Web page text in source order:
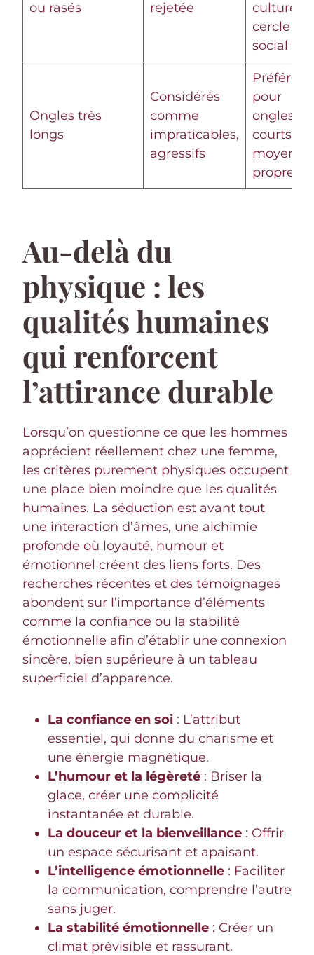
ou rasés rejetée
culturel
cercle
social
Ongles très
longs
Considérés
comme
impraticables,
agressifs
pour
ongles
courts ou
moyens,
propres
Au-delà du
physique : les
qualités humaines
qui renforcent
l’attirance durable
Lorsqu’on questionne ce que les hommes
apprécient réellement chez une femme,
les critères purement physiques occupent
une place bien moindre que les qualités
humaines. La séduction est avant tout
une interaction d’âmes, une alchimie
profonde où loyauté, humour et
émotionnel créent des liens forts. Des
recherches récentes et des témoignages
abondent sur l’importance d’éléments
comme la confiance ou la stabilité
émotionnelle afin d’établir une connexion
sincère, bien supérieure à un tableau
superficiel d’apparence.
La confiance en soi : L’attribut
essentiel, qui donne du charisme et
une énergie magnétique.
L’humour et la légèreté : Briser la
glace, créer une complicité
instantanée et durable.
La douceur et la bienveillance : Offrir
un espace sécurisant et apaisant.
L’intelligence émotionnelle : Faciliter
la communication, comprendre l’autre
sans juger.
La stabilité émotionnelle : Créer un
climat prévisible et rassurant.